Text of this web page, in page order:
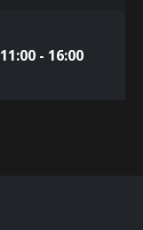
11:00 - 16:00